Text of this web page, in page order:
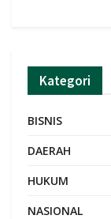
Kategori
BISNIS
DAERAH
HUKUM
NASIONAL